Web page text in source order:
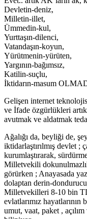
Devletin-deniz,
Milletin-illet,
Ümmedin-kul,
Yurttaşın-dilenci,
Vatandaşın-koyun,
Yürütmenin-yürüten,
Yargının-bağımsız,
Katilin-suçlu,
İktidarın-masum
Gelişen internet
ve İfade özgürlükleri
avutmak ve aldatmak
Ağalığı da, beyliği de,
iktidarlaştırılmış devlet ;
kurumlaştırarak,
Milletvekili
görürken ; Anayasada
dolaptan derin-
Milletvekilleri 8-10 bin
evlatlarımız
umut, vaat, paket ,